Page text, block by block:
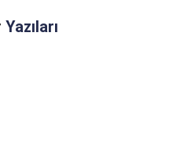
Yazıları